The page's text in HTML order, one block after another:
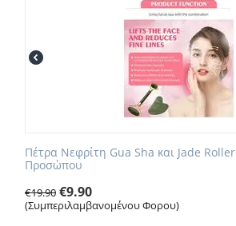
Πέτρα Νεφρίτη Gua Sha και Jade
Προσώπου
€19.90 €9.90
(Συμπεριλαμβανομένου Φορου)